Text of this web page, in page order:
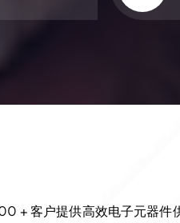
+ 客户提供高效电子元器件